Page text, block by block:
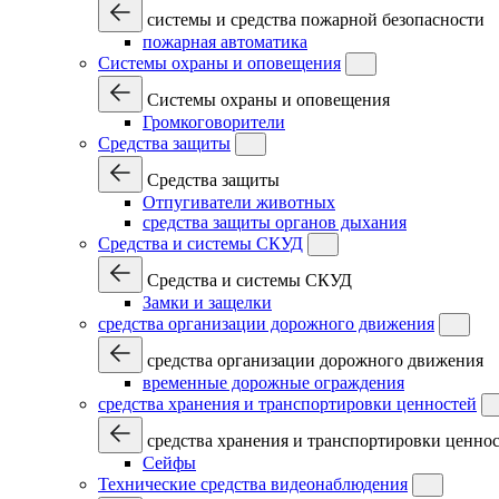
системы и средства пожарной безопасности
пожарная автоматика
Системы охраны и оповещения
Системы охраны и оповещения
Громкоговорители
Средства защиты
Средства защиты
Отпугиватели животных
средства защиты органов дыхания
Средства и системы СКУД
Средства и системы СКУД
Замки и защелки
средства организации дорожного движения
средства организации дорожного движения
временные дорожные ограждения
средства хранения и транспортировки ценностей
средства хранения и транспортировки
Сейфы
Технические средства видеонаблюдения